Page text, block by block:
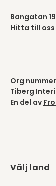
Bangatan
Hitta till oss
Org
Tiberg
En del av
Välj land